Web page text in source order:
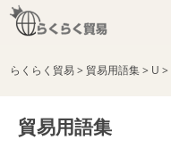
らくらく貿易> 貿易用語集> U >
貿易用語集